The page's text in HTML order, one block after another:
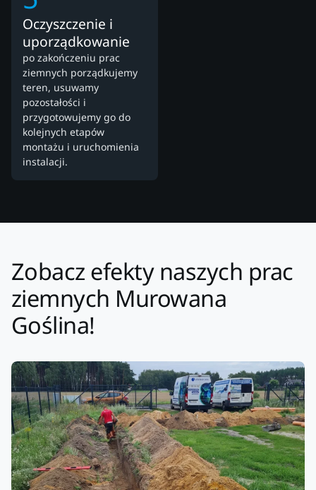
Oczyszczenie i
uporządkowanie
po zakończeniu prac
ziemnych porządkujemy
teren, usuwamy
pozostałości i
przygotowujemy go do
kolejnych etapów
montażu i uruchomienia
instalacji.
Zobacz efekty naszych prac
ziemnych Murowana
Goślina!